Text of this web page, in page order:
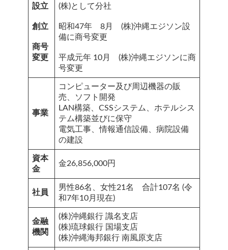
設立
創立
商号
変更
(株)として分社
昭和47年 8月 (株)沖縄エジソン設
備に商号変更
平成元年 10月 (株)沖縄エジソンに商
号変更
事業
コンピューター及び周辺機器の販
売、ソフト開発
LAN構築、CSSシステム、ホテルシス
テム構築並びに保守
電気工事、情報通信設備、病院設備
の建設
資本
金
金26,856,000円
社員
男性86名、女性21名 合計107名 (令
和7年10月現在)
金融
機関
(株)沖縄銀行 識名支店
(株)琉球銀行 国場支店
(株)沖縄海邦銀行 南風原支店